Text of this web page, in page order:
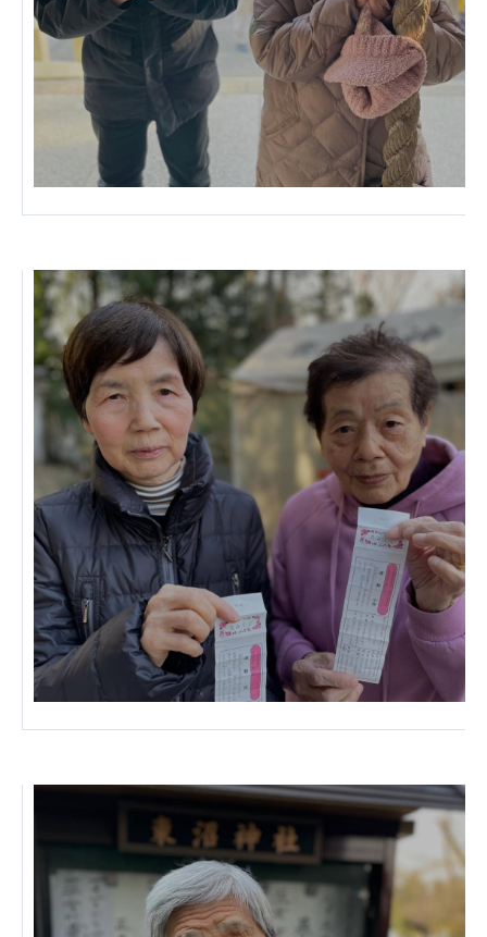
医療法人 京都翔医会
西京都病院
西京都クリニック
洛桂の郷
桂寿の郷
訪問看護ステーション秋桜
学校法人明星学園 関東福祉専門学校
国際医療専門学校 浦和学院高等学校
明星幼稚園 志学会高等学校
特定非営利活動法人ファイアーレッズメディカルスポ
ーツクラブ
特定非営利活動法人アート応援隊
その他
Mediclude 株式会社アジアメデカ元気事業団
株式会社フラワーコミュニティ放送
Medicare Lead Japan
株式会社日本医科学研究所
一般社団法人フードラボジャパン
特定非営利活動法人日本医療福祉機構
株式会社アメックファーマシー